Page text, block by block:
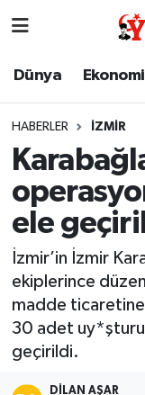
Dünya Ekonomi
HABERLER İZMIR
ele
İzmir’in İzmir
ekiplerince
madde ticaretine
30 adet
geçirildi.
DILAN AŞAR
Dünya
Gündem
İzmir
Sağlık
Siyaset
Magazin
Resmi İlanlar
İzmir
İzmir
İzmir Trafik
Süper Lig
Tüm
Son Dakika
Haber Arşivi